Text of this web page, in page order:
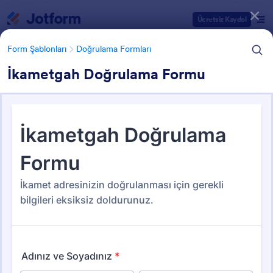
Ücretsiz Kaydol
Form Şablonları Doğrulama Formları
İkametgah Doğrulama Formu
Form Şablonları Doğrulama Formları
Doğrulama Formları
Form Şablonu Kategorileri